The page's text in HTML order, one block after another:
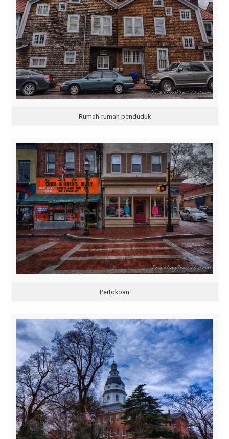
Rumah-rumah penduduk
Pertokoan